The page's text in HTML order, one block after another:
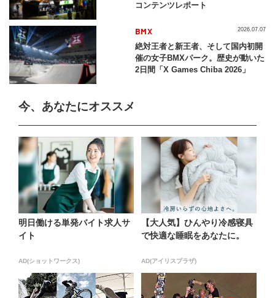
コンテンツレポート
BMX
絶対王者と新王者、そして国内初開
催の女子BMXパーク。歴史が動いた
2日間「X Games Chiba 2026」
2026.07.07
今、あなたにオススメ
明日働ける単発バイト求人サ
イト
AD(ショットワークス)
【大人気】ひんやり冷感寝具
で快適な睡眠をあなたに。
AD(アイリスプラザ)